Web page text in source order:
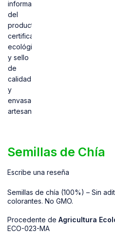
Semillas de Chía
Escribe una reseña
Semillas de chía (100%) – Sin
colorantes. No GMO.
Procedente de Agricultura
ECO-023-MA